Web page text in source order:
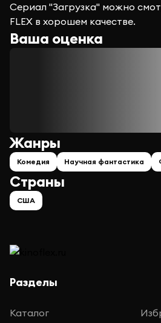
Сериал "Загрузка" можно
FLEX в хорошем качестве.
Ваша оценка
Страны
США
Жанры
Комедия Научная фантастика
Разделы
Каталог